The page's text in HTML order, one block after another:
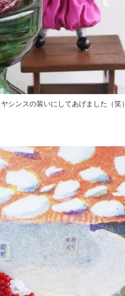
シンスの装いにしてあげました（笑）